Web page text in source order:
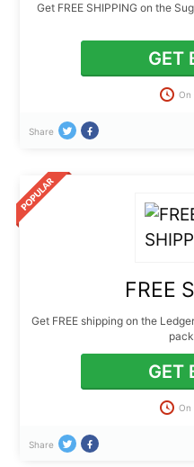
Get FREE SHIPPING on the
GET
On
Share
FREE
Get FREE shipping on the
GET
On
Share